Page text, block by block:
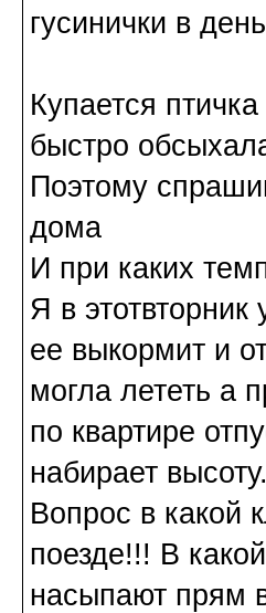
гусинички в
Купается
быстро
Поэтому
дома
И при каких
Я в
ее выкормит и
могла лететь а
по квартире
набирает высоту.
Вопрос в какой
поезде!!! В
насыпают прям